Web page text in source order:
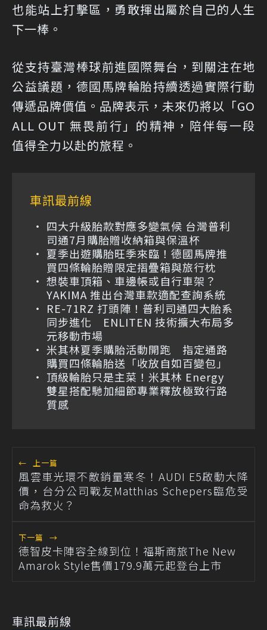
也能站上打擊區，勇敢揮出屬於自己的人生
下一棒。
從支持臺灣棒球前進國際舞台，到關注在地
公益議題，德國馬牌輪胎持續透過實際行動
傳遞品牌價值。品牌表示，未來仍將以「GO
ALL OUT 無畏前行」的精神，陪伴每一段
值得全力以赴的旅程。
車訊最前線
四大升級胎款對應多變氣候 台灣普利
司通7月購胎贈收納箱與保溫杯
夏季出遊購胎旺季來臨！德國馬牌推
買四條輪胎贈限定摺疊箱與旅行枕
想裝車頂箱、車邊帳或自行車架？
YAKIMA 推出台灣車款適配查詢系統
RE-71RZ 打頭陣！普利司通四大胎系
同步進化 ENLITEN 技術擴大布局多
元移動市場
米其林夏季購胎活動開跑 指定通路
購買四條輪胎送「收放自如百變包」
頂級輪胎只是主菜！米其林 Energy
雙星搭配馳加細節專業釋放極致行路
質感
← 上一篇
風雲車光環不敵銷量寒冬！AUDI E5啟動大降
價，台分公司戰友Matthias Schepers臨危受
命為救火？
下一篇 →
德智皮卡陣容全線到位！福斯商旅The New
Amarok Style售價179.9萬元起登台上市
車訊最前線